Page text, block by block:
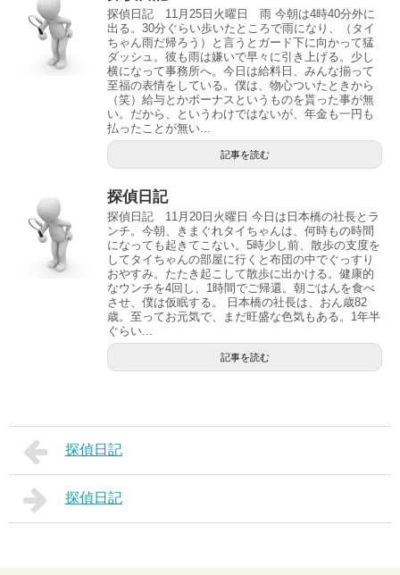
探偵日記 11月25日火曜日 雨 今朝は4時40分外に
出る。30分ぐらい歩いたところで雨になり、（タイ
ちゃん雨だ帰ろう）と言うとガード下に向かって猛
ダッシュ。彼も雨は嫌いで早々に引き上げる。少し
横になって事務所へ。今日は給料日、みんな揃って
至福の表情をしている。僕は、物心ついたときから
（笑）給与とかボーナスというものを貰った事が無
い。だから、というわけではないが、年金も一円も
払ったことが無い...
記事を読む
探偵日記
探偵日記 11月20日火曜日 今日は日本橋の社長とラ
ンチ。今朝、きまぐれタイちゃんは、何時もの時間
になっても起きてこない。5時少し前、散歩の支度を
してタイちゃんの部屋に行くと布団の中でぐっすり
おやすみ。たたき起こして散歩に出かける。健康的
なウンチを4回し、1時間でご帰還。朝ごはんを食べ
させ、僕は仮眠する。 日本橋の社長は、おん歳82
歳。至ってお元気で、まだ旺盛な色気もある。1年半
ぐらい...
記事を読む
探偵日記
探偵日記